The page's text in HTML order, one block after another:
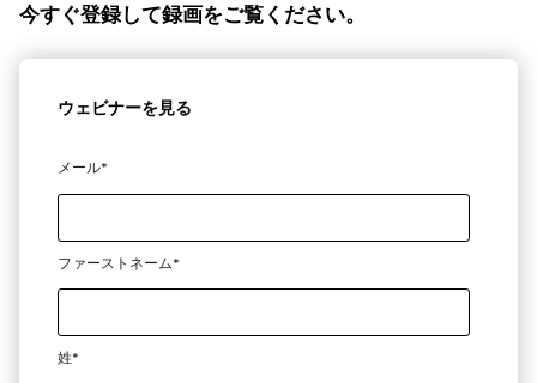
今すぐ登録して録画をご覧ください。
ウェビナーを見る
メール*
ファーストネーム*
姓*